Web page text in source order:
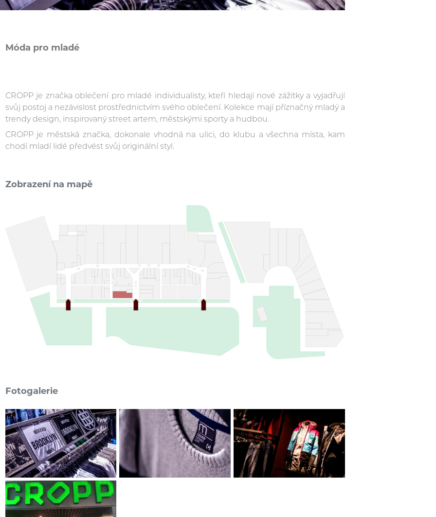
Móda pro mladé
CROPP je značka oblečení pro mladé individualisty, kteří hledají nové zážitky a vyjadřují
svůj postoj a nezávislost prostřednictvím svého oblečení. Kolekce mají příznačný mladý a
trendy design, inspirovaný street artem, městskými sporty a hudbou.
CROPP je městská značka, dokonale vhodná na ulici, do klubu a všechna místa, kam
chodí mladí lidé předvést svůj originální styl.
Zobrazení na mapě
Fotogalerie